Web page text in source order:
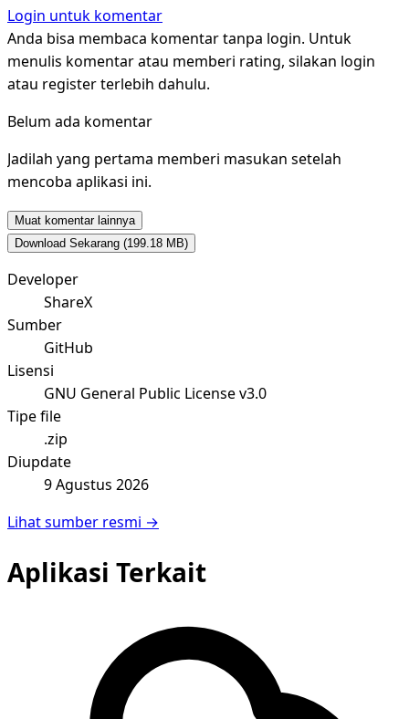
Login untuk komentar
Anda bisa membaca komentar tanpa login. Untuk
menulis komentar atau memberi rating, silakan login
atau register terlebih dahulu.
Belum ada komentar
Jadilah yang pertama memberi masukan setelah
mencoba aplikasi ini.
Muat komentar lainnya
Download Sekarang (199.18 MB)
Developer
ShareX
Sumber
GitHub
Lisensi
GNU General Public License v3.0
Tipe file
.zip
Diupdate
9 Agustus 2026
Lihat sumber resmi →
Aplikasi Terkait